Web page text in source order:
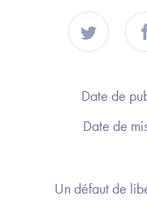
Date de
Date de
Un défaut de